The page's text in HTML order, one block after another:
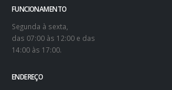
Segunda à sexta,
das 07:00 às 12:00 e das